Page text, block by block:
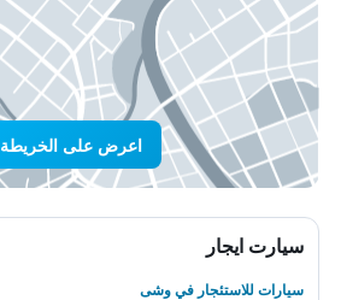
اعرض على الخريطة
سيارت ايجار
سيارات للاستئجار في وشى